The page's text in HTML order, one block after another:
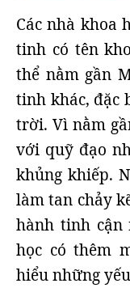
Các nhà khoa
tinh có tên
thể nằm gần
tinh khác, đặc
trời. Vì nằm
với quỹ đạo
khủng khiếp.
làm tan chảy
hành tinh cận
học có thêm
hiểu những